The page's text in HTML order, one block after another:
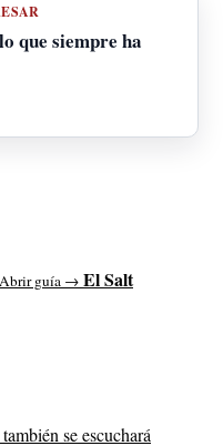
que siempre ha
Abrir guía → El Salt